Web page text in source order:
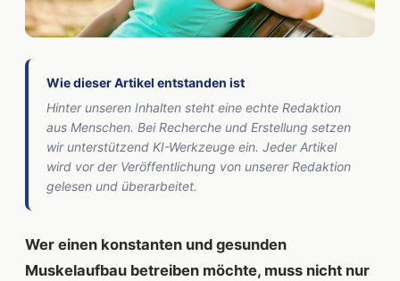
Wie dieser Artikel entstanden ist
Hinter unseren Inhalten steht eine echte Redaktion
aus Menschen. Bei Recherche und Erstellung setzen
wir unterstützend KI-Werkzeuge ein. Jeder Artikel
wird vor der Veröffentlichung von unserer Redaktion
gelesen und überarbeitet.
Wer einen konstanten und gesunden
Muskelaufbau betreiben möchte, muss nicht nur